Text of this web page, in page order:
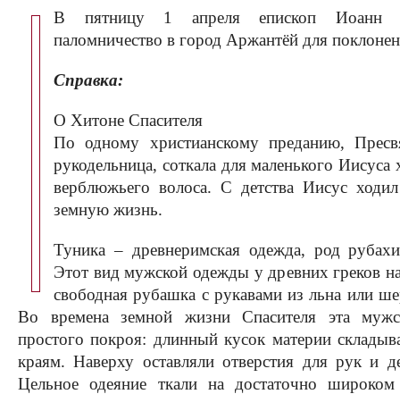
B пятницу 1 апреля епископ Иоанн
паломничество в город Аржантёй для
Справка:
О Хитоне Спасителя
По одному христианскому преданию,
рукодельница, соткала для маленького
верблюжьего волоса. С детства Иисус
земную жизнь.
Туника – древнеримская одежда, род
Этот вид мужской одежды у древних греков
свободная рубашка с рукавами из льна или
Во времена земной жизни Спасителя эта
простого покроя: длинный кусок материи
краям. Наверху оставляли отверстия для рук и
Цельное одеяние ткали на достаточно широком